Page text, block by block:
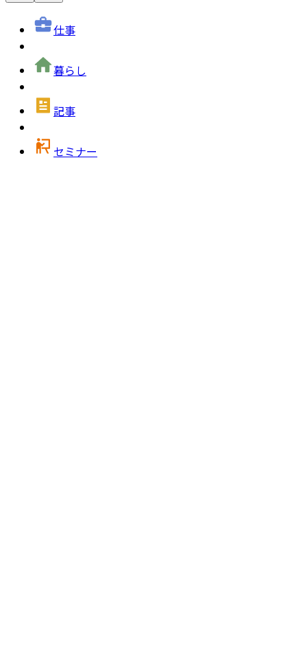
仕事
暮らし
記事
セミナー